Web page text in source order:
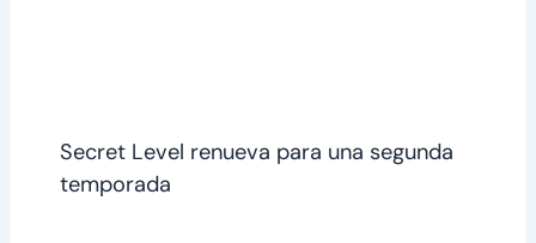
Secret Level renueva para una segunda
temporada